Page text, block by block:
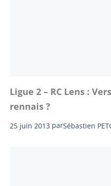
Ligue 2 – RC Lens :
rennais ?
25 juin 2013 parSébastien